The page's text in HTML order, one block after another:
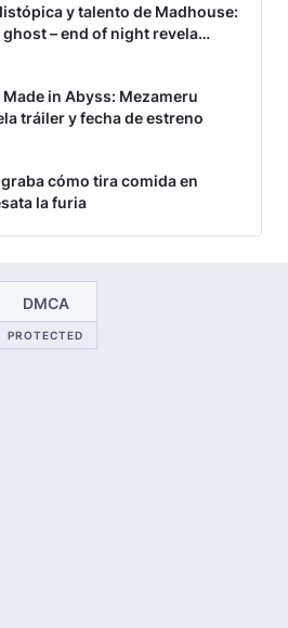
y talento de Madhouse:
ghost – end of night revela
in Abyss: Mezameru
tráiler y fecha de estreno
cómo tira comida en
la furia
DMCA
PROTECTED